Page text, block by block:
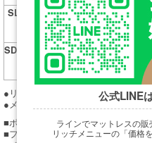
SL（シングルロン
グ）
RS-7411Y
幅1180×長
SDL（セミダブルロ
ング）
RW-7411Y
幅1380×長
800~1000
●リクライニング機能/フットレス
●メモリーポジション機能
■ボード部：突板張りMDF
■フレーム部：突板張りMDF、スチ
公式LINE
ラインでマットレスの販
リッチメニューの「価格